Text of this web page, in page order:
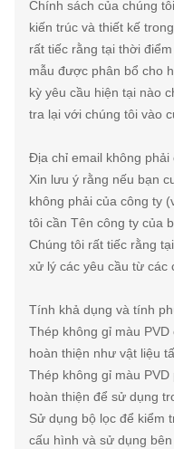
Chính sách của chúng
kiến ​​trúc và thiết kế
rất tiếc rằng tại thời
mẫu được phân bổ cho
kỳ yêu cầu hiện tại nào
tra lại với chúng tôi vào
Địa chỉ email không phải
Xin lưu ý rằng nếu bạn
không phải của công ty
tôi cần Tên công ty của
Chúng tôi rất tiếc rằng
xử lý các yêu cầu từ các
Tính khả dụng và tính
Thép không gỉ màu
hoàn thiện như vật liệu
Thép không gỉ màu
hoàn thiện để sử dụng
Sử dụng bộ lọc để kiểm
cấu hình và sử dụng bên